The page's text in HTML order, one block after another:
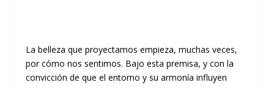
La belleza que proyectamos empieza, muchas veces,
por cómo nos sentimos. Bajo esta premisa, y con la
convicción de que el entorno y su armonía influyen